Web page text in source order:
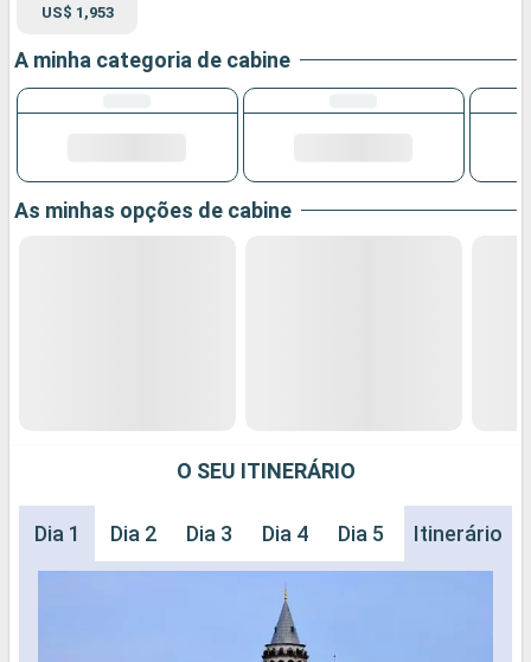
US$ 1,953
A minha categoria de cabine
As minhas opções de cabine
O SEU ITINERÁRIO
Dia 1 Dia 2 Dia 3 Dia 4 Dia 5 Dia 6 Dia
Itinerário